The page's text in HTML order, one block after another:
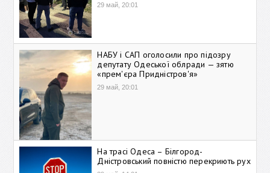
29 май, 20:01
НАБУ і САП оголосили про підозру
депутату Одеської облради — зятю
«прем'єра Придністров'я»
29 май, 20:01
На трасі Одеса – Білгород-
Дністровський повністю перекриють рух